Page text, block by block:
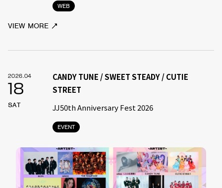
WEB
VIEW MORE
2026.04
18
SAT
EVENT
CANDY TUNE / SWEET STEADY / CUTIE
STREET
JJ50th Anniversary Fest 2026